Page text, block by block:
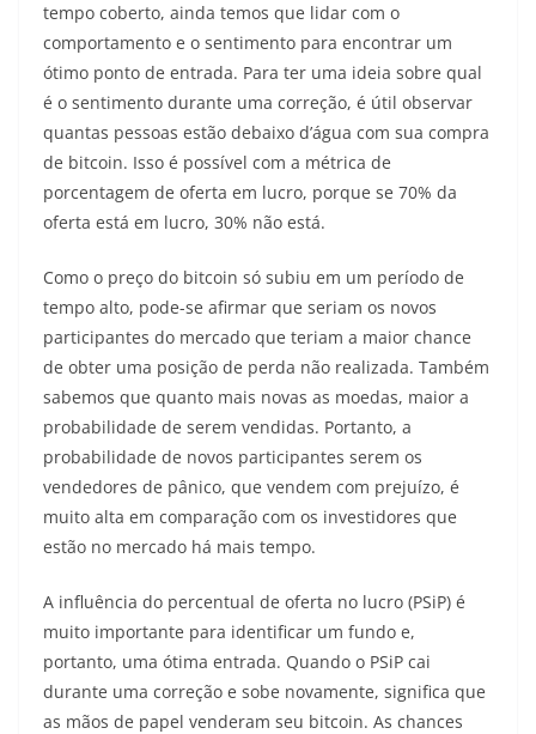
tempo coberto, ainda temos que lidar com o
comportamento e o sentimento para encontrar um
ótimo ponto de entrada. Para ter uma ideia sobre qual
é o sentimento durante uma correção, é útil observar
quantas pessoas estão debaixo d’água com sua compra
de bitcoin. Isso é possível com a métrica de
porcentagem de oferta em lucro, porque se 70% da
oferta está em lucro, 30% não está.
Como o preço do bitcoin só subiu em um período de
tempo alto, pode-se afirmar que seriam os novos
participantes do mercado que teriam a maior chance
de obter uma posição de perda não realizada. Também
sabemos que quanto mais novas as moedas, maior a
probabilidade de serem vendidas. Portanto, a
probabilidade de novos participantes serem os
vendedores de pânico, que vendem com prejuízo, é
muito alta em comparação com os investidores que
estão no mercado há mais tempo.
A influência do percentual de oferta no lucro (PSiP) é
muito importante para identificar um fundo e,
portanto, uma ótima entrada. Quando o PSiP cai
durante uma correção e sobe novamente, significa que
as mãos de papel venderam seu bitcoin. As chances